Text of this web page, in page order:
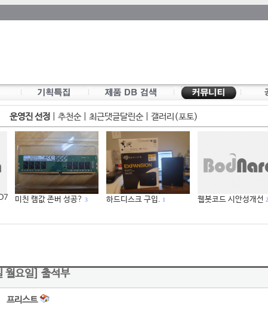
운영진 선정 추천순| 최근댓글달린순| 갤러리(포토)
미친 램값 존버 성공? 3 하드디스크 구입. 1 웹봇코드 시안성개선 2
요일] 출석부
프리스트